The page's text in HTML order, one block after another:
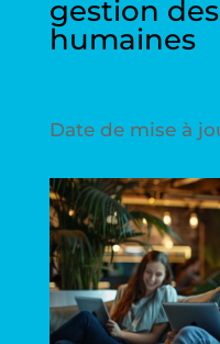
gestion
humaines
Date de mise à